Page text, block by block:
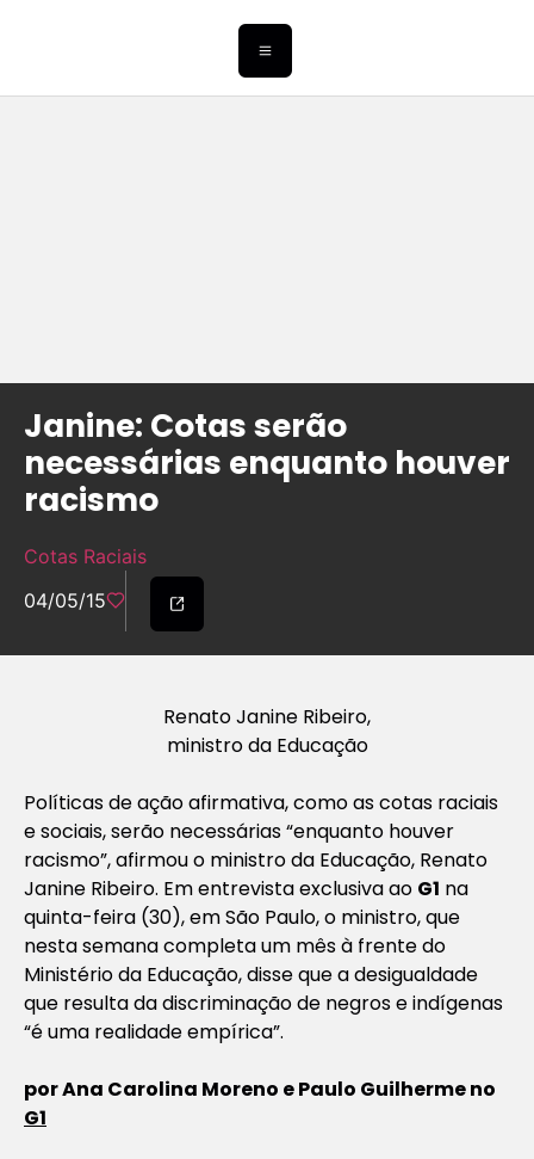
Janine: Cotas serão
necessárias enquanto houver
racismo
Cotas Raciais
04/05/15
Renato Janine Ribeiro,
ministro da Educação
Políticas de ação afirmativa, como as cotas raciais
e sociais, serão necessárias “enquanto houver
racismo”, afirmou o ministro da Educação, Renato
Janine Ribeiro. Em entrevista exclusiva ao G1 na
quinta-feira (30), em São Paulo, o ministro, que
nesta semana completa um mês à frente do
Ministério da Educação, disse que a desigualdade
que resulta da discriminação de negros e indígenas
“é uma realidade empírica”.
por Ana Carolina Moreno e Paulo Guilherme no
G1